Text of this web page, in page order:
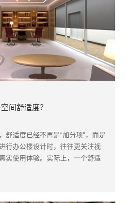
间舒适度？
舒适度已经不再是“加分项”，而是
行办公楼设计时，往往更关注视
实使用体验。实际上，一个舒适